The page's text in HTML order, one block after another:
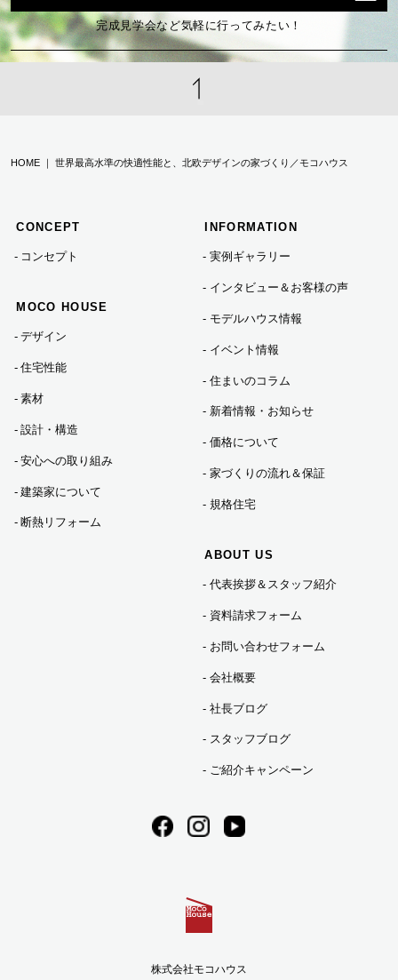
2024年10月 (2)
2024年04月 (1)
2024年01月 (1)
2023年10月 (2)
完成見学会など気軽に行ってみたい！
HOME ｜ 世界最高水準の快適性能と、北欧デザインの家づくり／モコハウス
CONCEPT
コンセプト
MOCO HOUSE
デザイン
住宅性能
素材
設計・構造
安心への取り組み
建築家について
断熱リフォーム
INFORMATION
実例ギャラリー
インタビュー＆お客様の声
モデルハウス情報
イベント情報
住まいのコラム
新着情報・お知らせ
価格について
家づくりの流れ＆保証
規格住宅
ABOUT US
代表挨拶＆スタッフ紹介
資料請求フォーム
お問い合わせフォーム
会社概要
社長ブログ
スタッフブログ
ご紹介キャンペーン
株式会社モコハウス